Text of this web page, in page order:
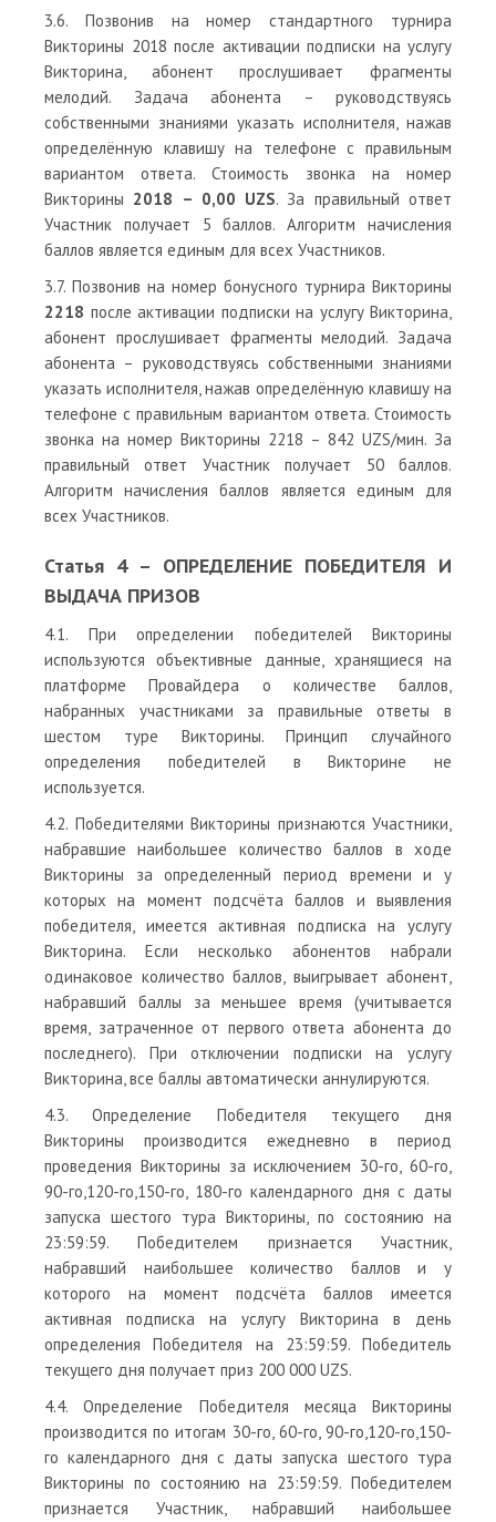
3.6. Позвонив на номер стандартного турнира
Викторины 2018 после активации подписки на услугу
Викторина, абонент прослушивает фрагменты
мелодий. Задача абонента – руководствуясь
собственными знаниями указать исполнителя, нажав
определённую клавишу на телефоне с правильным
вариантом ответа. Стоимость звонка на номер
Викторины 2018 – 0,00 UZS. За правильный ответ
Участник получает 5 баллов. Алгоритм начисления
баллов является единым для всех Участников.
3.7. Позвонив на номер бонусного турнира Викторины
2218 после активации подписки на услугу Викторина,
абонент прослушивает фрагменты мелодий. Задача
абонента – руководствуясь собственными знаниями
указать исполнителя, нажав определённую клавишу на
телефоне с правильным вариантом ответа. Стоимость
звонка на номер Викторины 2218 – 842 UZS/мин. За
правильный ответ Участник получает 50 баллов.
Алгоритм начисления баллов является единым для
всех Участников.
Статья 4 – ОПРЕДЕЛЕНИЕ ПОБЕДИТЕЛЯ И
ВЫДАЧА ПРИЗОВ
4.1. При определении победителей Викторины
используются объективные данные, хранящиеся на
платформе Провайдера о количестве баллов,
набранных участниками за правильные ответы в
шестом туре Викторины. Принцип случайного
определения победителей в Викторине не
используется.
4.2. Победителями Викторины признаются Участники,
набравшие наибольшее количество баллов в ходе
Викторины за определенный период времени и у
которых на момент подсчёта баллов и выявления
победителя, имеется активная подписка на услугу
Викторина. Если несколько абонентов набрали
одинаковое количество баллов, выигрывает абонент,
набравший баллы за меньшее время (учитывается
время, затраченное от первого ответа абонента до
последнего). При отключении подписки на услугу
Викторина, все баллы автоматически аннулируются.
4.3. Определение Победителя текущего дня
Викторины производится ежедневно в период
проведения Викторины за исключением 30-го, 60-го,
90-го,120-го,150-го, 180-го календарного дня с даты
запуска шестого тура Викторины, по состоянию на
23:59:59. Победителем признается Участник,
набравший наибольшее количество баллов и у
которого на момент подсчёта баллов имеется
активная подписка на услугу Викторина в день
определения Победителя на 23:59:59. Победитель
текущего дня получает приз 200 000 UZS.
4.4. Определение Победителя месяца Викторины
производится по итогам 30-го, 60-го, 90-го,120-го,150-
го календарного дня с даты запуска шестого тура
Викторины по состоянию на 23:59:59. Победителем
признается Участник, набравший наибольшее